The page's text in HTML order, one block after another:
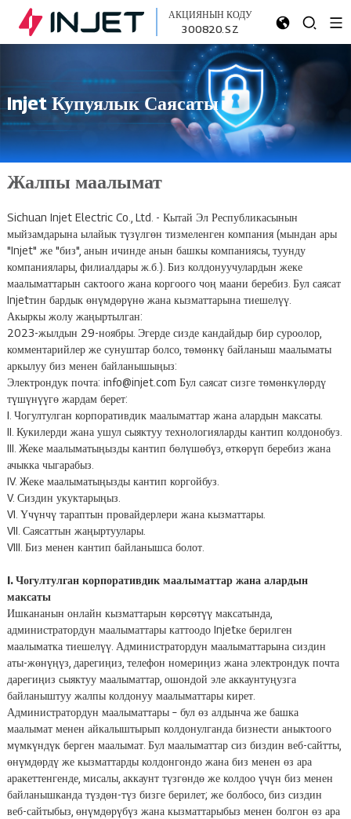
АКЦИЯНЫН КОДУ
300820.SZ
Injet Купуялык Саясаты
Жалпы маалымат
Sichuan Injet Electric Co., Ltd. - Кытай Эл Республикасынын
мыйзамдарына ылайык түзүлгөн тизмеленген компания (мындан ары
"Injet" же "биз", анын ичинде анын башкы компаниясы, туунду
компаниялары, филиалдары ж.б.). Биз колдонуучулардын жеке
маалыматтарын сактоого жана коргоого чоң маани беребиз. Бул саясат
Injetтин бардык өнүмдөрүнө жана кызматтарына тиешелүү.
Акыркы жолу жаңыртылган:
2023-жылдын 29-ноябры. Эгерде сизде кандайдыр бир суроолор,
комментарийлер же сунуштар болсо, төмөнкү байланыш маалыматы
аркылуу биз менен байланышыңыз:
Электрондук почта: info@injet.com Бул саясат сизге төмөнкүлөрдү
түшүнүүгө жардам берет:
I. Чогултулган корпоративдик маалыматтар жана алардын максаты.
II. Кукилерди жана ушул сыяктуу технологияларды кантип колдонобуз.
III. Жеке маалыматыңызды кантип бөлүшөбүз, өткөрүп беребиз жана
ачыкка чыгарабыз.
IV. Жеке маалыматыңызды кантип коргойбуз.
V. Сиздин укуктарыңыз.
VI. Үчүнчү тараптын провайдерлери жана кызматтары.
VII. Саясаттын жаңыртуулары.
VIII. Биз менен кантип байланышса болот.
I. Чогултулган корпоративдик маалыматтар жана алардын
максаты
Ишкананын онлайн кызматтарын көрсөтүү максатында,
администратордун маалыматтары каттоодо Injetке берилген
маалыматка тиешелүү. Администратордун маалыматтарына сиздин
аты-жөнүңүз, дарегиңиз, телефон номериңиз жана электрондук почта
дарегиңиз сыяктуу маалыматтар, ошондой эле аккаунтуңузга
байланыштуу жалпы колдонуу маалыматтары кирет.
Администратордун маалыматтары – бул өз алдынча же башка
маалымат менен айкалыштырып колдонулганда бизнести аныктоого
мүмкүндүк берген маалымат. Бул маалыматтар сиз биздин веб-сайтты,
өнүмдөрдү же кызматтарды колдонгондо жана биз менен өз ара
аракеттенгенде, мисалы, аккаунт түзгөндө же колдоо үчүн биз менен
байланышканда түздөн-түз бизге берилет; же болбосо, биз сиздин
веб-сайтыбыз, өнүмдөрүбүз жана кызматтарыбыз менен болгон өз ара